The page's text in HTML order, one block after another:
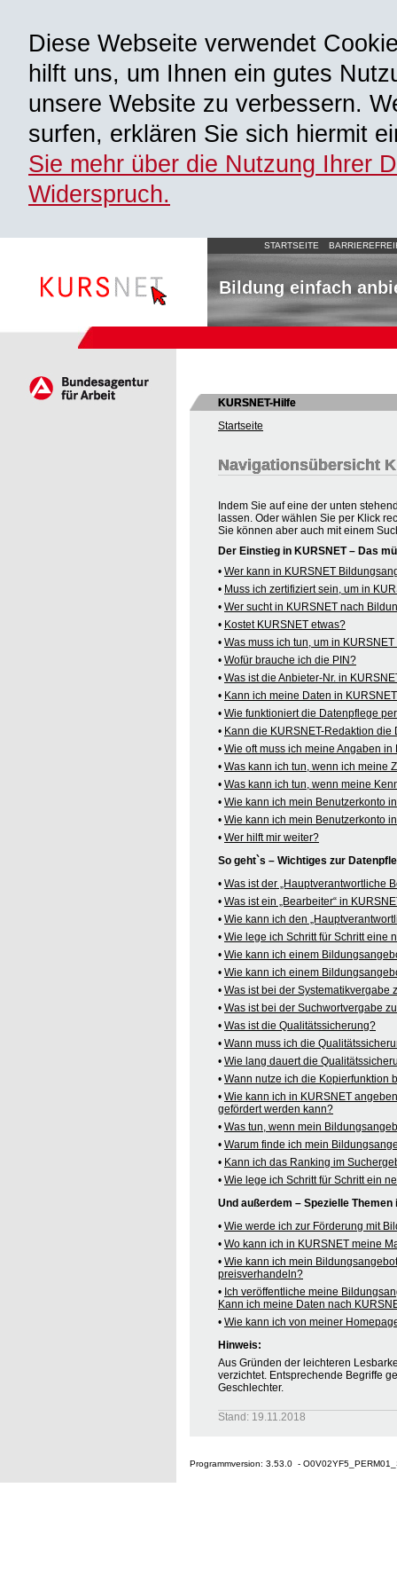
Diese Webseite verwendet
hilft uns, um Ihnen ein gutes
unsere Website zu verbessern.
surfen, erklären Sie sich hiermit
Sie mehr über die Nutzung Ihrer
Widerspruch.
STARTSEITE
Bildung einfach
KURSNET-Hilfe
Startseite
Navigationsübersicht
Indem Sie auf eine der unten
lassen. Oder wählen Sie per Klick
Sie können aber auch mit einem
Der Einstieg in KURSNET – Das
• Wer kann in KURSNET
• Muss ich zertifiziert sein, um in
• Wer sucht in KURSNET nach
• Kostet KURSNET etwas?
• Was muss ich tun, um in
• Wofür brauche ich die PIN?
• Was ist die Anbieter-Nr. in
• Kann ich meine Daten in
• Wie funktioniert die Datenpflege
• Kann die KURSNET-Redaktion
• Wie oft muss ich meine Angaben
• Was kann ich tun, wenn ich meine
• Was kann ich tun, wenn meine
• Wie kann ich mein Benutzerkonto
• Wie kann ich mein Benutzerkonto
• Wer hilft mir weiter?
So geht`s – Wichtiges zur
• Was ist der „Hauptverantwortliche
• Was ist ein „Bearbeiter“ in
• Wie kann ich den
• Wie lege ich Schritt für Schritt eine
• Wie kann ich einem
• Wie kann ich einem
• Was ist bei der Systematikvergabe
• Was ist bei der Suchwortvergabe
• Was ist die Qualitätssicherung?
• Wann muss ich die
• Wie lang dauert die
• Wann nutze ich die Kopierfunktion
• Wie kann ich in KURSNET
gefördert werden kann?
• Was tun, wenn mein
• Warum finde ich mein
• Kann ich das Ranking im
• Wie lege ich Schritt für Schritt ein
Und außerdem – Spezielle Themen
• Wie werde ich zur Förderung mit
• Wo kann ich in KURSNET meine
• Wie kann ich mein
preisverhandeln?
• Ich veröffentliche meine
Kann ich meine Daten nach
• Wie kann ich von meiner
Hinweis:
Aus Gründen der leichteren
verzichtet. Entsprechende Begriffe
Geschlechter.
Stand: 19.11.2018
Programmversion: 3.53.0 -